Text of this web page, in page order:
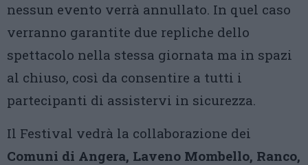
nessun evento verrà annullato. In quel caso
verranno garantite due repliche dello
spettacolo nella stessa giornata ma in spazi
al chiuso, così da consentire a tutti i
partecipanti di assistervi in sicurezza.
Il Festival vedrà la collaborazione dei
Comuni di Angera, Laveno Mombello, Ranco,